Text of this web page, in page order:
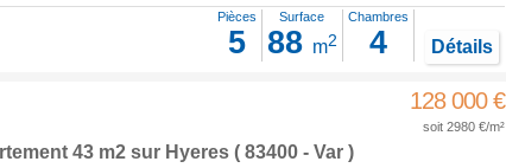
Pièces
5
Surface
88 m2
Chambres
4 Détails
128 000 €
soit 2980 €/m²
43 m2 sur Hyeres( 83400 - Var )